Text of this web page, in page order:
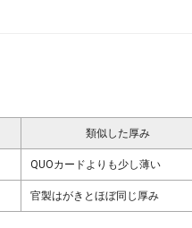
類似した厚み
QUOカードよりも少し薄い
官製はがきとほぼ同じ厚み